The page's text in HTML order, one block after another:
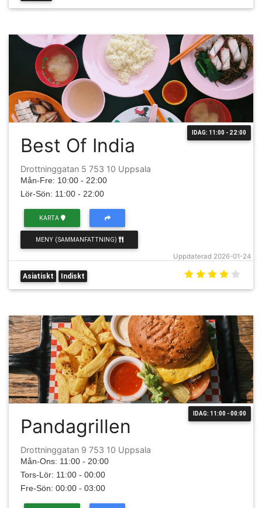
IDAG: 11:00 - 22:00
Best Of India
Drottninggatan 5 753 10 Uppsala
Mån-Fre: 10:00 - 22:00
Lör-Sön: 11:00 - 22:00
Uppdaterad 2026-01-24
KARTA
MENY (SAMMANFATTNING)
Asiatiskt Indiskt
IDAG: 11:00 - 00:00
Pandagrillen
Drottninggatan 9 753 10 Uppsala
Mån-Ons: 11:00 - 20:00
Tors-Lör: 11:00 - 00:00
Fre-Sön: 00:00 - 03:00